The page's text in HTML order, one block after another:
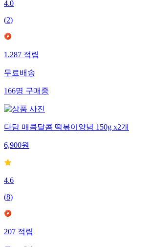
4.0
(2)
1,287적립
무료배송
166명구매중
다담 매콤달콤 떡볶이양념 150g x2개
6,900원
4.6
(8)
207적립